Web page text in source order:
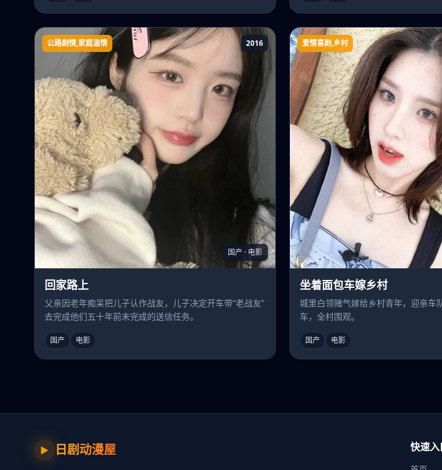
回家路上
公路剧情,家庭温情 2016
国产 · 电影
回家路上
父亲因老年痴呆把儿子认作战友，儿子决定开车带“老战友”
去完成他们五十年前未完成的送信任务。
国产 电影
坐着面包车嫁乡村
爱情喜剧,乡村
坐着面包车嫁乡村
城里白领赌气嫁给乡村青年，迎亲车
车，全村围观。
国产 电影
▶ 日剧动漫屋 快速入